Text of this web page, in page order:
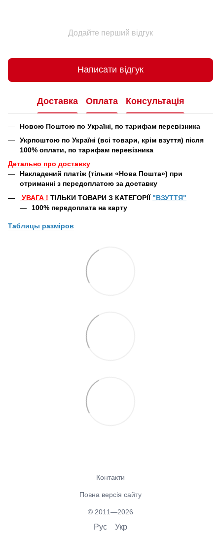
Додайте перший відгук
Написати відгук
Доставка Оплата Консультація
Новою Поштою по Україні, по тарифам перевізника
Укрпоштою по Україні (всі товари, крім взуття) після
100% оплати, по тарифам перевізника
Детально про доставку
Накладений платіж (тільки «Нова Пошта») при
отриманні з передоплатою за доставку
УВАГА ! ТІЛЬКИ ТОВАРИ З КАТЕГОРІЇ "ВЗУТТЯ"
100% передоплата на карту
Таблицы разміров
Контакти
Повна версія сайту
© 2011—2026
Рус Укр